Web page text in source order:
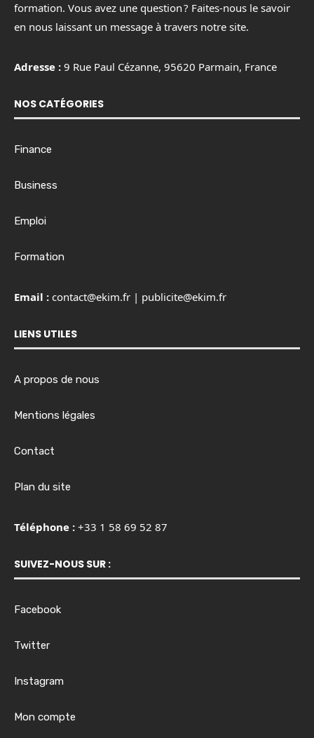
formation. Vous avez une question ? Faites-nous le savoir
en nous laissant un message à travers notre site.
Adresse : 9 Rue Paul Cézanne, 95620 Parmain, France
NOS CATÉGORIES
Finance
Business
Emploi
Formation
Email : contact@ekim.fr | publicite@ekim.fr
LIENS UTILES
A propos de nous
Mentions légales
Contact
Plan du site
Téléphone : +33 1 58 69 52 87
SUIVEZ-NOUS SUR :
Facebook
Twitter
Instagram
Mon compte